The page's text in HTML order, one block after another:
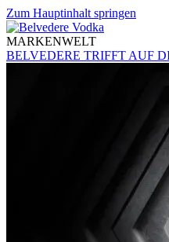
Zum Hauptinhalt springen
MARKENWELT
BELVEDERE TRIFFT AUF